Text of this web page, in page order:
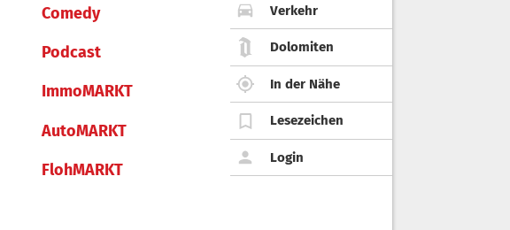
Comedy
Podcast
ImmoMARKT
AutoMARKT
FlohMARKT
Verkehr
Dolomiten
In der Nähe
Lesezeichen
Login